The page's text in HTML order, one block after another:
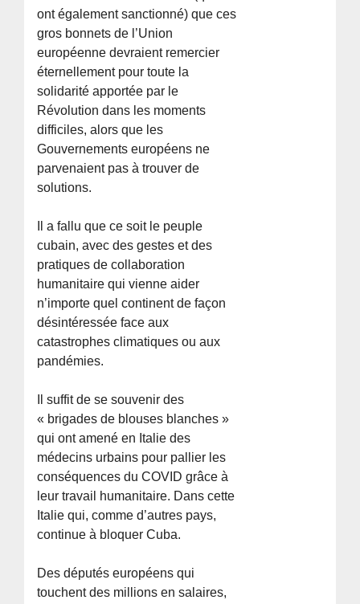
ont également sanctionné) que ces
gros bonnets de l’Union
européenne devraient remercier
éternellement pour toute la
solidarité apportée par le
Révolution dans les moments
difficiles, alors que les
Gouvernements européens ne
parvenaient pas à trouver de
solutions.
Il a fallu que ce soit le peuple
cubain, avec des gestes et des
pratiques de collaboration
humanitaire qui vienne aider
n’importe quel continent de façon
désintéressée face aux
catastrophes climatiques ou aux
pandémies.
Il suffit de se souvenir des
« brigades de blouses blanches »
qui ont amené en Italie des
médecins urbains pour pallier les
conséquences du COVID grâce à
leur travail humanitaire. Dans cette
Italie qui, comme d’autres pays,
continue à bloquer Cuba.
Des députés européens qui
touchent des millions en salaires,